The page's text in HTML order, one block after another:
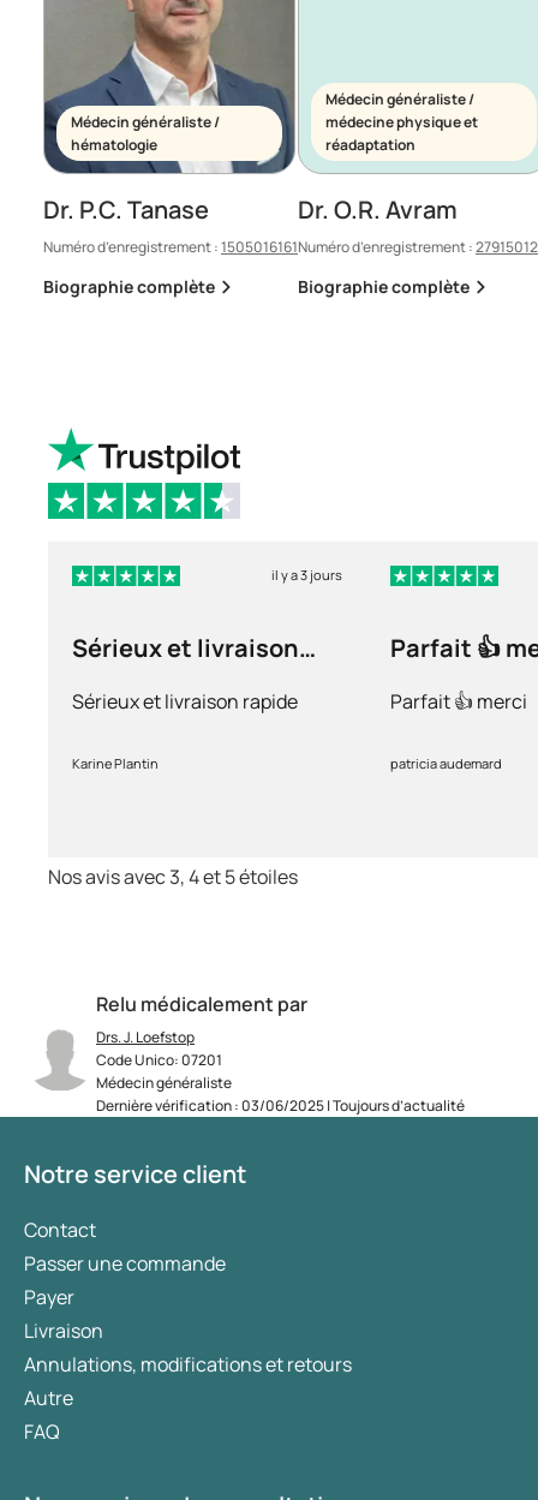
Relu médicalement par
Drs. J. Loefstop
Code Unico: 07201
Médecin généraliste
Dernière vérification : 03/06/2025 | Toujours d’actualité
Médecin généraliste /
hématologie
Dr. P.C. Tanase
Numéro d’enregistrement :1505016161
Biographie complète
Médecin généraliste /
médecine physique et
réadaptation
Dr. O.R. Avram
Numéro d’enregistrement :
Biographie complète
il y a 3 jours
Sérieux et livraison
Sérieux et livraison rapide
Karine Plantin
Parfait 👍
Parfait 👍 merci
patricia audemard
Nos avis avec 3, 4 et 5 étoiles
Notre service client
Contact
Passer une commande
Payer
Livraison
Annulations, modifications et retours
Autre
FAQ